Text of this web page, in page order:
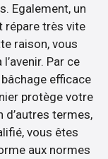
Egalement, un
répare très vite
raison, vous
Par ce
efficace
protège votre
d’autres termes,
vous êtes
aux normes